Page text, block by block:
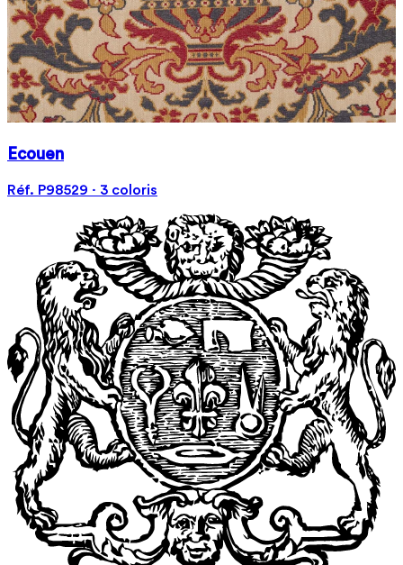
Ecouen
Réf. P98529 · 3 coloris